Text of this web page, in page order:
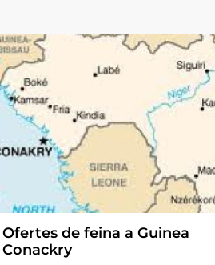
Ofertes de feina a Guinea
Conackry